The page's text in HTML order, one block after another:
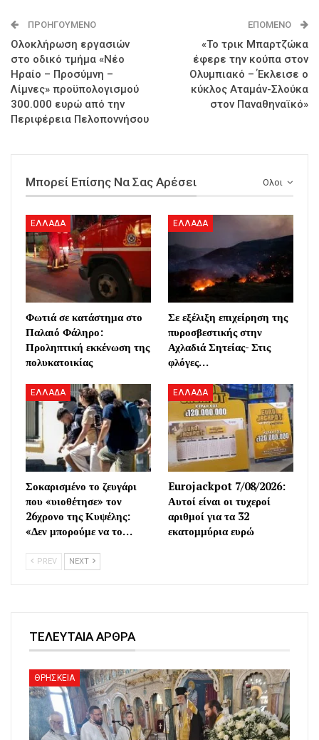
ΠΡΟΗΓΟΎΜΕΝΟ
Ολοκλήρωση εργασιών
στο οδικό τμήμα «Νέο
Ηραίο – Προσύμνη –
Λίμνες» προϋπολογισμού
300.000 ευρώ από την
Περιφέρεια Πελοποννήσου
ΕΠΌΜΕΝΟ
«Το τρικ Μπαρτζώκα
έφερε την κούπα στον
Ολυμπιακό – Έκλεισε ο
κύκλος Αταμάν-Σλούκα
στον Παναθηναϊκό»
Ολοι
Μπορεί Επίσης Να Σας Αρέσει
ΕΛΛΑΔΑ
Φωτιά σε κατάστημα στο
Παλαιό Φάληρο:
Προληπτική εκκένωση της
πολυκατοικίας
ΕΛΛΑΔΑ
Σε εξέλιξη επιχείρηση της
πυροσβεστικής στην
Αχλαδιά Σητείας- Στις
φλόγες…
ΕΛΛΑΔΑ
Σοκαρισμένο το ζευγάρι
που «υιοθέτησε» τον
26χρονο της Κυψέλης:
«Δεν μπορούμε να το…
ΕΛΛΑΔΑ
Eurojackpot 7/08/2026:
Αυτοί είναι οι τυχεροί
αριθμοί για τα 32
εκατομμύρια ευρώ
PREV NEXT
ΤΕΛΕΥΤΑΙΑ ΑΡΘΡΑ
ΘΡΗΣΚΕΙΑ